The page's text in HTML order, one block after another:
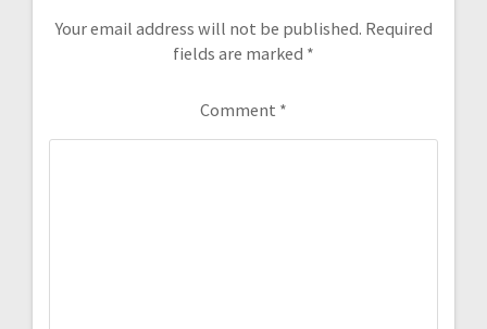
Your email address will not be published. Required
fields are marked *
Comment *